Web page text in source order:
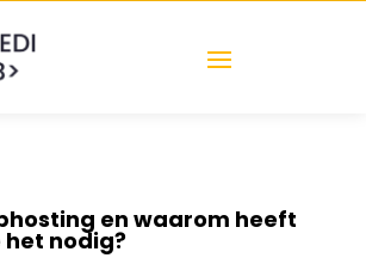
en waarom heeft
nodig?